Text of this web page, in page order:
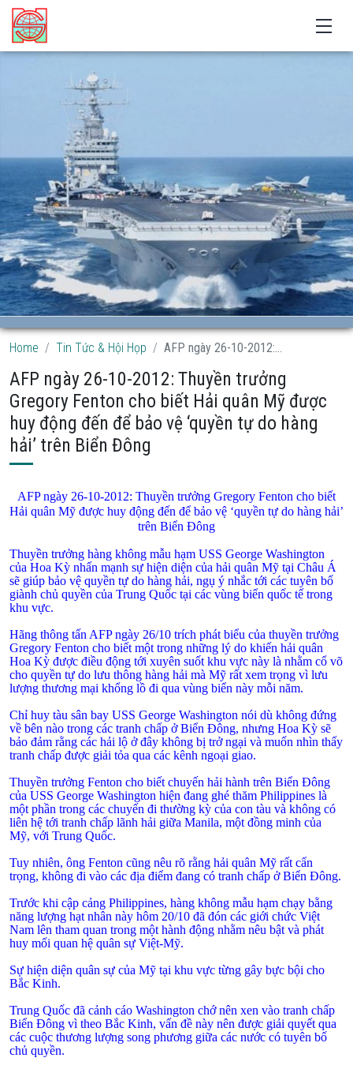
Home Tin Tức & Hội Họp AFP ngày 26-10-2012:...
AFP ngày 26-10-2012: Thuyền trưởng
Gregory Fenton cho biết Hải quân Mỹ được
huy động đến để bảo vệ ‘quyền tự do hàng
hải’ trên Biển Đông
AFP ngày 26-10-2012: Thuyền trưởng Gregory Fenton cho biết
Hải quân Mỹ được huy động đến để bảo vệ ‘quyền tự do hàng hải’
trên Biển Đông
Thuyền trưởng hàng không mẫu hạm USS George Washington
của Hoa Kỳ nhấn mạnh sự hiện diện của hải quân Mỹ tại Châu Á
sẽ giúp bảo vệ quyền tự do hàng hải, ngụ ý nhắc tới các tuyên bố
giành chủ quyền của Trung Quốc tại các vùng biển quốc tế trong
khu vực.
Hãng thông tấn AFP ngày 26/10 trích phát biểu của thuyền trưởng
Gregory Fenton cho biết một trong những lý do khiến hải quân
Hoa Kỳ được điều động tới xuyên suốt khu vực này là nhằm cổ võ
cho quyền tự do lưu thông hàng hải mà Mỹ rất xem trọng vì lưu
lượng thương mại khổng lồ đi qua vùng biển này mỗi năm.
Chỉ huy tàu sân bay USS George Washington nói dù không đứng
về bên nào trong các tranh chấp ở Biển Đông, nhưng Hoa Kỳ sẽ
bảo đảm rằng các hải lộ ở đây không bị trở ngại và muốn nhìn thấy
tranh chấp được giải tỏa qua các kênh ngoại giao.
Thuyền trưởng Fenton cho biết chuyến hải hành trên Biển Đông
của USS George Washington hiện đang ghé thăm Philippines là
một phần trong các chuyến đi thường kỳ của con tàu và không có
liên hệ tới tranh chấp lãnh hải giữa Manila, một đồng minh của
Mỹ, với Trung Quốc.
Tuy nhiên, ông Fenton cũng nêu rõ rằng hải quân Mỹ rất cẩn
trọng, không đi vào các địa điểm đang có tranh chấp ở Biển Đông.
Trước khi cập cảng Philippines, hàng không mẫu hạm chạy bằng
năng lượng hạt nhân này hôm 20/10 đã đón các giới chức Việt
Nam lên tham quan trong một hành động nhằm nêu bật và phát
huy mối quan hệ quân sự Việt-Mỹ.
Sự hiện diện quân sự của Mỹ tại khu vực từng gây bực bội cho
Bắc Kinh.
Trung Quốc đã cảnh cáo Washington chớ nên xen vào tranh chấp
Biển Đông vì theo Bắc Kinh, vấn đề này nên được giải quyết qua
các cuộc thương lượng song phương giữa các nước có tuyên bố
chủ quyền.